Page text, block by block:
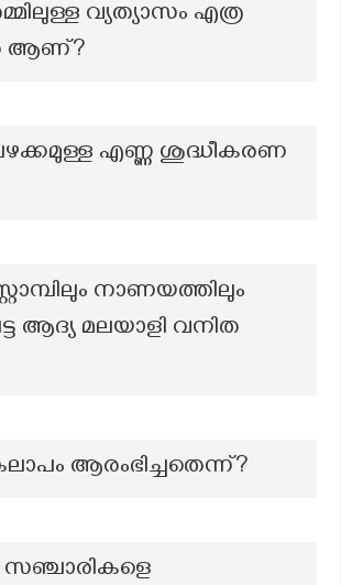
വ്യത്യാസം എത്ര
ആണ്?
എണ്ണ ശുദ്ധീകരണ
നാണയത്തിലും
ആദ്യ മലയാളി വനിത
ആരംഭിച്ചതെന്ന്?
സഞ്ചാരികളെ